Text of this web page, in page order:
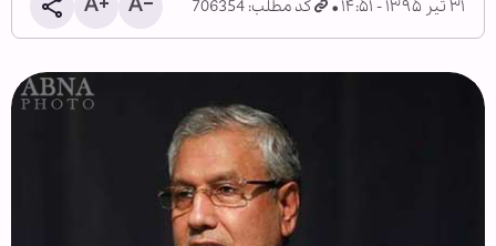
۳۱ تیر ۱۳۹۵ - ۱۴:۵۱ کد مطلب: 706354